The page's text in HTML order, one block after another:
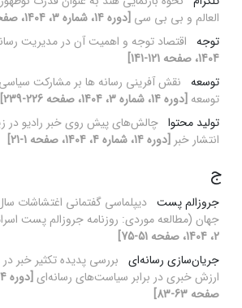
العالم و بی بی سی [دوره 14، شماره 3، 1404، صفحه 169-200]
توجه اقتصاد توجه و اهمیت آن در مدیریت
1404، صفحه 121-141]
توسعه نقش آفرینی رسانه ها بر مشارکت
توسعه [دوره 14، شماره 3، 1404، صفحه 226-239]
تولید محتوا چالش‌های پیش روی خبر رادیو در
انتشار خبر [دوره 14، شماره 4، 1404، صفحه 1-21]
ج
جروزالم پست
جهان (مطالعه موردی: روزنامه جروزالم پست
2، 1404، صفحه 51-75]
جریان‌سازی رسانه‌ای بررسی پدیده تکثیر خبر
ارزش خبری در برابر سیاست‌های رسانه‌ای
صفحه 63-83]